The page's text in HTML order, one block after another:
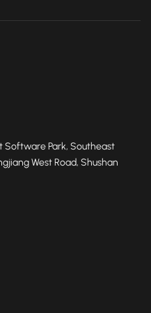
Software Park, Southeast
West Road, Shushan